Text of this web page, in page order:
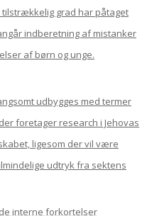
grad har påtaget
indberetning af mistanker
af børn og unge.
udbygges med termer
foretager research i Jehovas
ligesom der vil være
udtryk fra sektens
interne forkortelser